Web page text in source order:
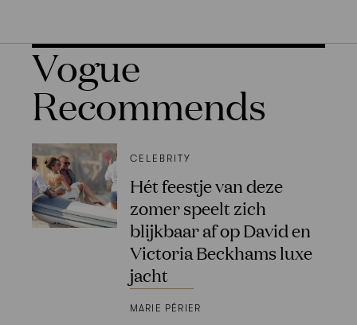
Vogue
Recommends
CELEBRITY
Hét feestje van deze
zomer speelt zich
blijkbaar af op David en
Victoria Beckhams luxe
jacht
MARIE PÉRIER